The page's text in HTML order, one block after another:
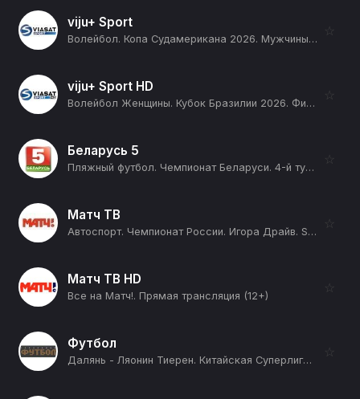
viju+ Sport
Волейбол. Копа Судамерикана 2026. Мужчины. День 3. Венесуэла - Парагвай (12+)
☆
viju+ Sport HD
Волейбол Женщины. Кубок Бразилии 2026. Финал Четырех (Лондрина, штат Парана). Полуфинал 2. Гердау Минас - Дентил Прайа (12+)
☆
Беларусь 5
Пляжный футбол. Чемпионат Беларуси. 4-й тур. ЦОР-Могилев - Гроднооблспорт. Прямая трансляция (12+)
☆
Матч ТВ
Автоспорт. Чемпионат России. Игора Драйв. SMP Formula 4. Трансляция из Ленинградской области. Прямая трансляция (12+)
☆
Матч ТВ HD
Все на Матч!. Прямая трансляция (12+)
☆
Футбол
Далянь - Ляонин Тиерен. Китайская Суперлига. Сезон 2026. Прямая трансляция (12+)
☆